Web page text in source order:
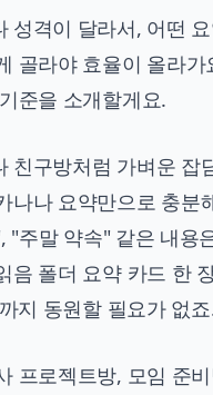
성격이 달라서, 어떤
골라야 효율이 올라가
준을 소개할게요.
친구방처럼 가벼운 잡
나나 요약만으로 충분
"주말 약속" 같은 내용
음 폴더 요약 카드 한
지 동원할 필요가 없
프로젝트방, 모임 준